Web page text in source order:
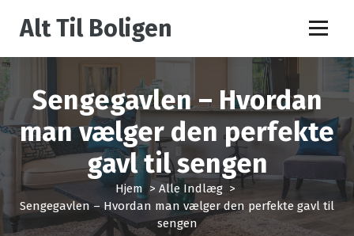
e
e
i
h
Alt Til Boligen
Sengegavlen – Hvordan
man vælger den perfekte
gavl til sengen
Hjem > Alle Indlæg >
Sengegavlen – Hvordan man vælger den perfekte gavl til
sengen